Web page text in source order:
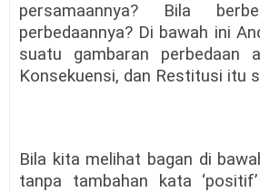
persamaannya? Bila
perbedaannya? Di bawah ini
suatu gambaran perbedaan
Konsekuensi, dan Restitusi itu
Bila kita melihat bagan di
tanpa tambahan kata